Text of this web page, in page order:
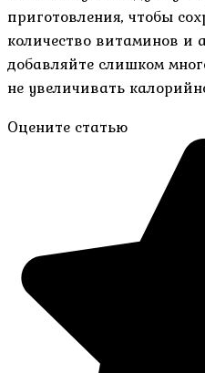
приготовления, чтобы
количество витаминов и
добавляйте слишком
не увеличивать
Оцените статью